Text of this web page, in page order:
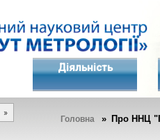
Діяльність
Головна » Про ННЦ